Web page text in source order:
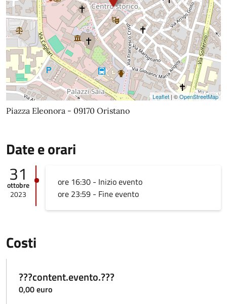
Leaflet | ©OpenStreetMap
Piazza Eleonora - 09170 Oristano
Date e orari
31
ottobre
2023
ore 16:30 - Inizio evento
ore 23:59 - Fine evento
Costi
???content.evento.???
0,00 euro